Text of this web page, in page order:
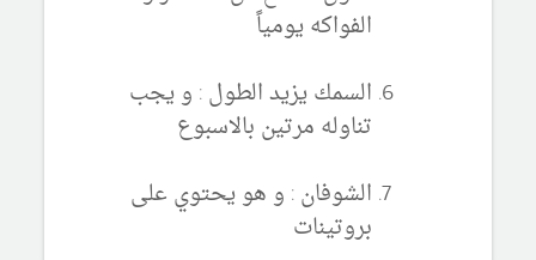
الفواكه يومياً
السمك يزيد الطول : و يجب
تناوله مرتين بالاسبوع
الشوفان : و هو يحتوي على
بروتينات